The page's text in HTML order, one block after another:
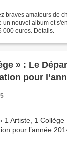
braves amateurs de
un nouvel album et
000 euros. Détails.
» : Le
pour